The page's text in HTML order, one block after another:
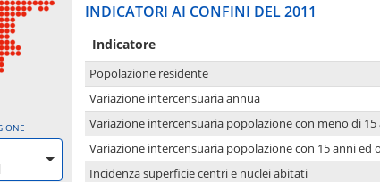
INDICATORI AI CONFINI DEL 2011
Indicatore
Popolazione residente
Variazione intercensuaria annua
Variazione intercensuaria popolazione con meno di 15
Variazione intercensuaria popolazione con 15 anni ed
Incidenza superficie centri e nuclei abitati